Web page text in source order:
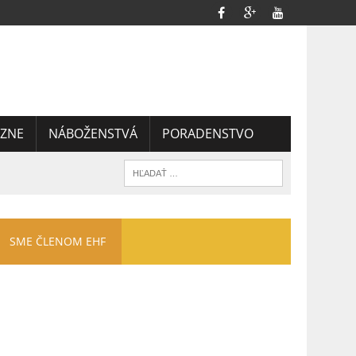
NÁBOŽENSTVÁ PORADENSTVO
SME ČLENOM EHF